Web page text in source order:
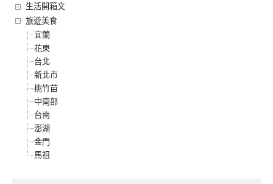
生活開箱文
旅遊美食
宜蘭
花東
台北
新北市
桃竹苗
中南部
台南
澎湖
金門
馬祖